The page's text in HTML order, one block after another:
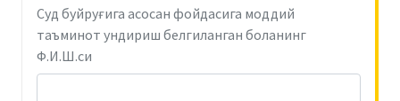
Суд буйруғига асосан фойдасига моддий
таъминот ундириш белгиланган боланинг
Ф.И.Ш.си